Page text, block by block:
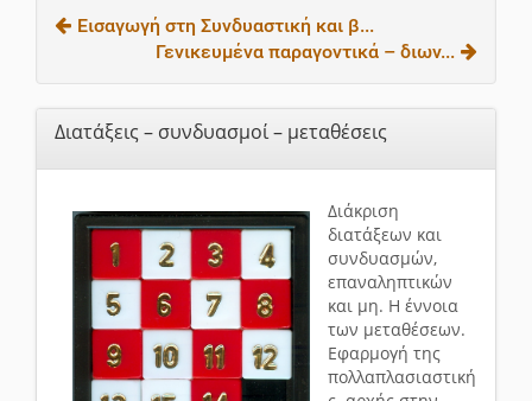
Εισαγωγή στη Συνδυαστική και β...
Γενικευμένα παραγοντικά – διων...
Διατάξεις – συνδυασμοί – μεταθέσεις
Διάκριση
διατάξεων και
συνδυασμών,
επαναληπτικών
και μη. Η έννοια
των μεταθέσεων.
Εφαρμογή της
πολλαπλασιαστική